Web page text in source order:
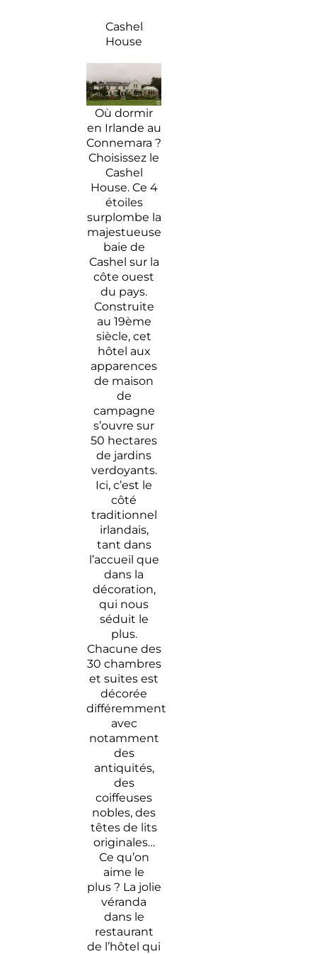
Cashel
House
Où dormir
en Irlande au
Connemara ?
Choisissez le
Cashel
House. Ce 4
étoiles
surplombe la
majestueuse
baie de
Cashel sur la
côte ouest
du pays.
Construite
au 19ème
siècle, cet
hôtel aux
apparences
de maison
de
campagne
s’ouvre sur
50 hectares
de jardins
verdoyants.
Ici, c’est le
côté
traditionnel
irlandais,
tant dans
l’accueil que
dans la
décoration,
qui nous
séduit le
plus.
Chacune des
30 chambres
et suites est
décorée
différemment
avec
notamment
des
antiquités,
des
coiffeuses
nobles, des
têtes de lits
originales…
Ce qu’on
aime le
plus ? La jolie
véranda
dans le
restaurant
de l’hôtel qui